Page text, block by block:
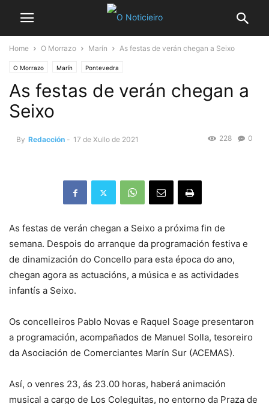
Home O Morrazo Marín As festas de verán chegan a Seixo
O Morrazo Marín Pontevedra
As festas de verán chegan a
Seixo
By Redacción - 17 de Xullo de 2021 0
228
As festas de verán chegan a Seixo a próxima fin de
semana. Despois do arranque da programación festiva e
de dinamización do Concello para esta época do ano,
chegan agora as actuacións, a música e as actividades
infantís a Seixo.
Os concelleiros Pablo Novas e Raquel Soage presentaron
a programación, acompañados de Manuel Solla, tesoreiro
da Asociación de Comerciantes Marín Sur (ACEMAS).
Así, o venres 23, ás 23.00 horas, haberá animación
musical a cargo de Los Coleguitas, no entorno da Praza de